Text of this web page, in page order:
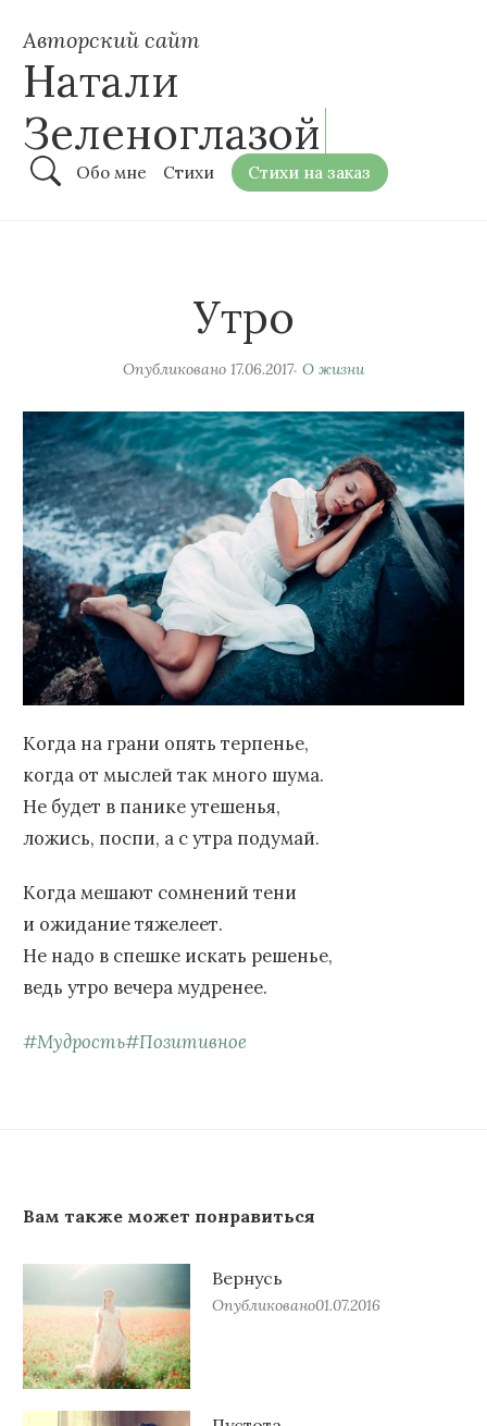
Авторский сайт
Натали
Зеленоглазой
Обо мне Стихи Стихи на заказ
Утро
Опубликовано 17.06.2017 О жизни
Когда на грани опять терпенье,
когда от мыслей так много шума.
Не будет в панике утешенья,
ложись, поспи, а с утра подумай.
Когда мешают сомнений тени
и ожидание тяжелеет.
Не надо в спешке искать решенье,
ведь утро вечера мудренее.
#Мудрость#Позитивное
Вам также может понравиться
Вернусь
Опубликовано01.07.2016